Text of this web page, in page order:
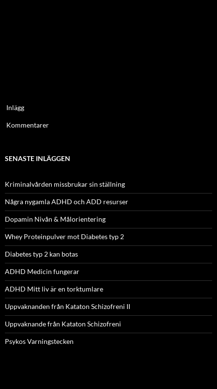
Inlägg
Kommentarer
SENASTE INLÄGGEN
Kriminalvården missbrukar sin ställning
Några nygamla ADHD och ADD resurser
Dopamin Nivån & Målorientering
Whey Proteinpulver mot Diabetes typ 2
Diabetes typ 2 kan botas
ADHD Medicin fungerar
ADHD Mitt liv är en torktumlare
Uppvaknanden från Kataton Schizofreni II
Uppvaknande från Kataton Schizofreni
Psykos Varningstecken